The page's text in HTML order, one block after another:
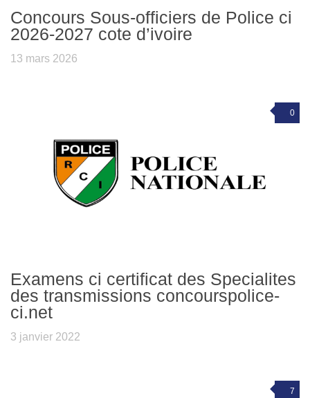
Concours Sous-officiers de Police ci
2026-2027 cote d’ivoire
13 mars 2026
0
Examens ci certificat des Specialites
des transmissions concourspolice-
ci.net
3 janvier 2022
7